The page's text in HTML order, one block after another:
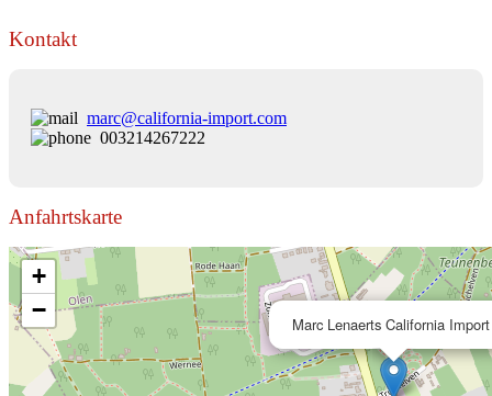
Kontakt
marc@california-import.com
003214267222
Anfahrtskarte
Marc Lenaerts California Import
+
−